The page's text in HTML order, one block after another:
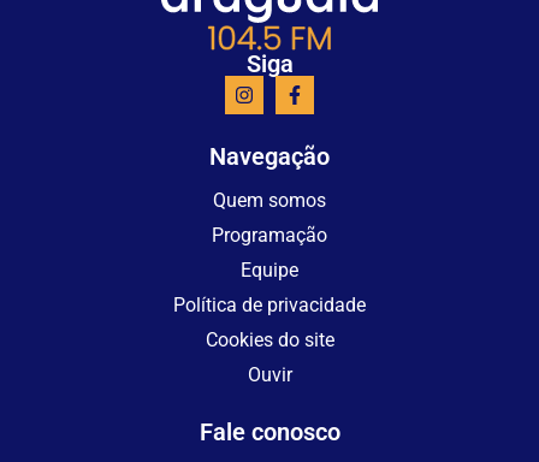
Siga
Navegação
Quem somos
Programação
Equipe
Política de privacidade
Cookies do site
Ouvir
Fale conosco